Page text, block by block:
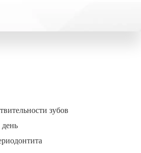
зубов
день